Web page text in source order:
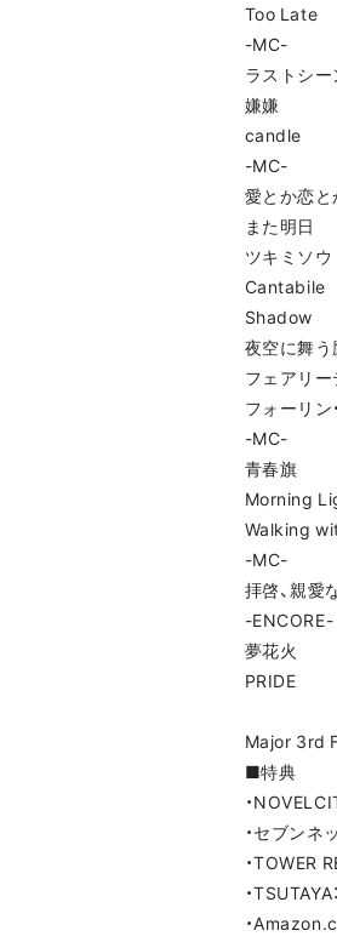
Too Late
-MC-
ラストシー
嫌嫌
candle
-MC-
愛とか恋と
また明日
ツキミソウ
Cantabile
Shadow
夜空に舞
フェアリ
フォーリン
-MC-
青春旗
Morning
Walking
-MC-
拝啓、親愛
-ENCORE-
夢花火
PRIDE
Major 3rd
■特典
・
・セブンネ
・TOWER
・
・